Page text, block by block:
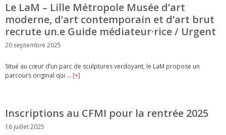
Le LaM – Lille Métropole Musée d’art
moderne, d’art contemporain et d’art brut
recrute un.e Guide médiateur·rice / Urgent
20 septembre 2025
Situé au cœur d’un parc de sculptures verdoyant, le LaM propose un
parcours original qui … [+]
Inscriptions au CFMI pour la rentrée 2025
16 juillet 2025